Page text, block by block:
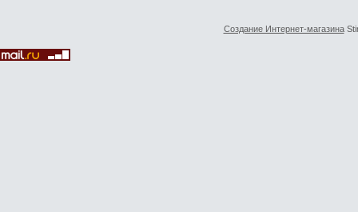
Создание Интернет-магазина